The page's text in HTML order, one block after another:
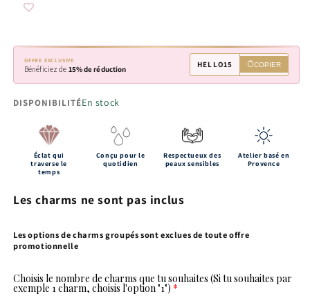
OFFRE EXCLUSIVE
Bénéficiez de 15% de réduction HELLO15 COPIER
DISPONIBILITÉEn stock
Éclat qui
traverse le
temps
Conçu pour le
quotidien
Respectueux des
peaux sensibles
Atelier basé en
Provence
Les charms ne sont pas inclus
Les options de charms groupés sont exclues de toute offre
promotionnelle
Choisis le nombre de charms que tu souhaites (Si tu souhaites par
exemple 1 charm, choisis l'option "1")